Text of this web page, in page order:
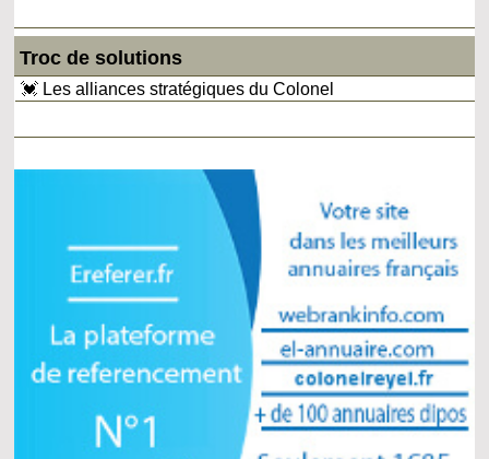
Troc de solutions
💓 Les alliances stratégiques du Colonel